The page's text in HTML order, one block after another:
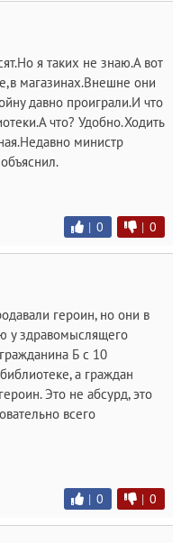
я таких не знаю.А вот
магазинах.Внешне они
давно проиграли.И что
что? Удобно.Ходить
министр
| 0 | 0
героин, но они в
у здравомыслящего
Б с 10
а граждан
Это не абсурд, это
всего
| 0 | 0